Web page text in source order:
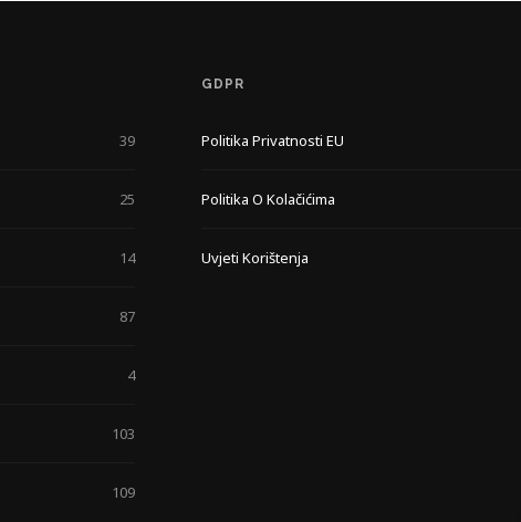
39
25
14
87
4
103
109
GDPR
Politika Privatnosti EU
Politika O Kolačićima
Uvjeti Korištenja